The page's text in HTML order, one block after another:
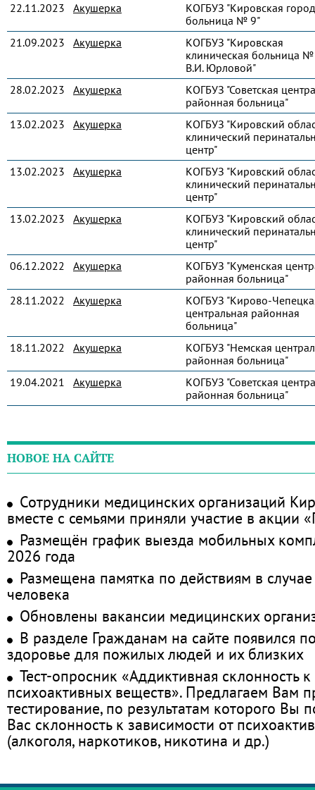
22.11.2023 Акушерка
КОГБУЗ "Кировская
больница № 9"
21.09.2023
Акушерка
КОГБУЗ "Кировская
клиническая больница
В.И. Юрловой"
28.02.2023
Акушерка
КОГБУЗ "Советская
районная больница"
13.02.2023
Акушерка
КОГБУЗ "Кировский
клинический
центр"
13.02.2023
Акушерка
КОГБУЗ "Кировский
клинический
центр"
13.02.2023
Акушерка
КОГБУЗ "Кировский
клинический
центр"
06.12.2022
Акушерка
КОГБУЗ "Куменская
районная больница"
28.11.2022
Акушерка
КОГБУЗ "Кирово-
центральная районная
больница"
18.11.2022
Акушерка
КОГБУЗ "Немская
районная больница"
19.04.2021
Акушерка
КОГБУЗ "Советская
районная больница"
НОВОЕ НА САЙТЕ
Сотрудники медицинских организаций
вместе с семьями приняли участие в акции
Размещён график выезда мобильных
2026 года
Размещена памятка по действиям в
человека
Обновлены вакансии медицинских
В разделе Гражданам на сайте появился
здоровье для пожилых людей и их близких
Тест-опросник «Аддиктивная склонность
психоактивных веществ». Предлагаем Вам
тестирование, по результатам которого Вы
Вас склонность к зависимости от
(алкоголя, наркотиков, никотина и др.)